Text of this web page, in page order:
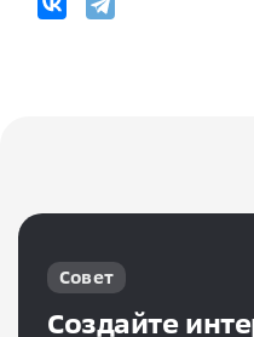
Совет
Создайте